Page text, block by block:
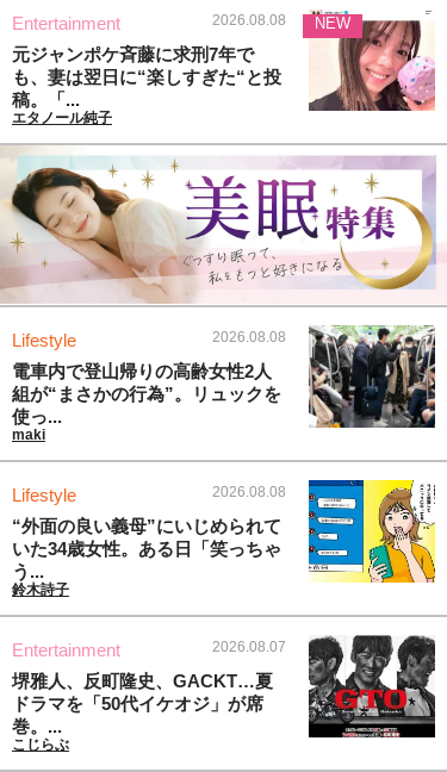
Entertainment 2026.08.08
元ジャンポケ斉藤に求刑7年で
も、妻は翌日に“楽しすぎた“と投
稿。「...
エタノール純子
NEW
Lifestyle 2026.08.08
電車内で登山帰りの高齢女性2人
組が“まさかの行為”。リュックを
使っ...
maki
Lifestyle 2026.08.08
“外面の良い義母”にいじめられて
いた34歳女性。ある日「笑っちゃ
う...
鈴木詩子
Entertainment 2026.08.07
堺雅人、反町隆史、GACKT…夏
ドラマを「50代イケオジ」が席
巻。...
こじらぶ